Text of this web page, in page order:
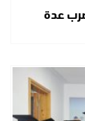
عدة